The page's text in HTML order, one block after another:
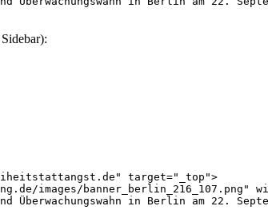
target="_top">
images/banner_berlin_216_107.png"
Überwachungswahn in Berlin am 22.